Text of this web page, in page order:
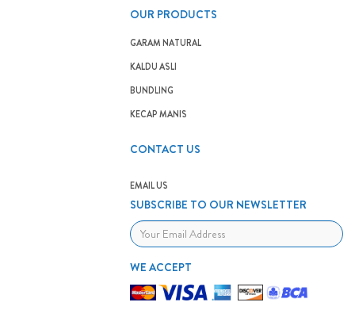
OUR PRODUCTS
GARAM NATURAL
KALDU ASLI
BUNDLING
KECAP MANIS
CONTACT US
EMAIL US
SUBSCRIBE TO OUR NEWSLETTER
WE ACCEPT